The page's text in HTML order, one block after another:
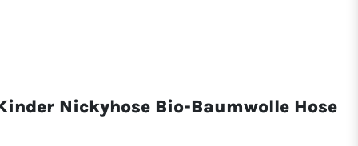
Nickyhose Bio-Baumwolle Hose